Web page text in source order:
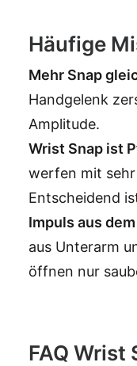
Häufige
Mehr Snap
Handgelenk
Amplitude.
Wrist Snap ist
werfen mit
Entscheidend
Impuls aus
aus Unterarm
öffnen nur
FAQ Wrist